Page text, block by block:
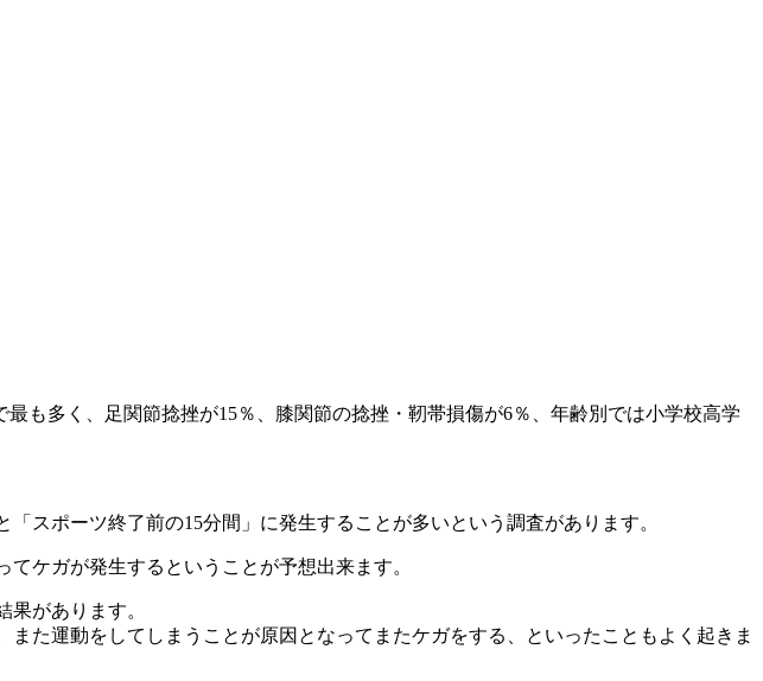
も多く、足関節捻挫が15％、膝関節の捻挫・靭帯損傷が6％、年齢別では小学校高学
スポーツ終了前の15分間」に発生することが多いという調査があります。
ケガが発生するということが予想出来ます。
があります。
た運動をしてしまうことが原因となってまたケガをする、といったこともよく起きま